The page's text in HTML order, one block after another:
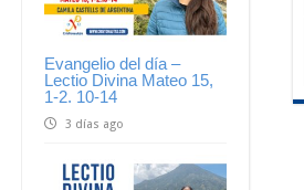
Evangelio del día –
Lectio Divina Mateo 15,
1-2. 10-14
3 días ago